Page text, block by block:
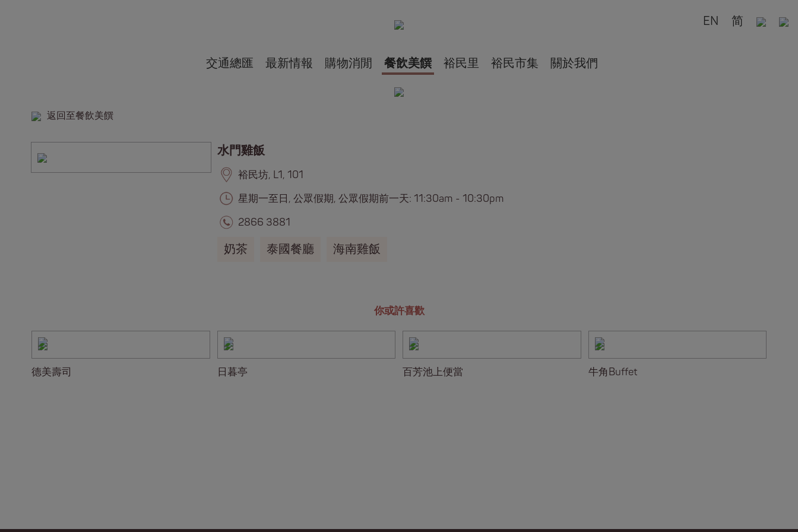
EN 简
交通總匯 最新情報 購物消閒 餐飲美饌 裕民里 裕民市集 關於我們
返回至餐飲美饌
水門雞飯
裕民坊, L1, 101
星期一至日, 公眾假期, 公眾假期前一天: 11:30am - 10:30pm
2866 3881
奶茶 泰國餐廳 海南雞飯
你或許喜歡
德美壽司 日暮亭 百芳池上便當 牛角Buffet